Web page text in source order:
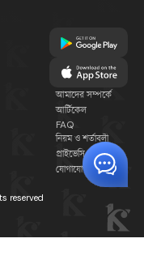
আমাদের সম্পর্কে
আর্টিকেল
FAQ
নিয়ম ও শর্তাবলী
প্রাইভেসি পলিসি
যোগাযোগ
reserved